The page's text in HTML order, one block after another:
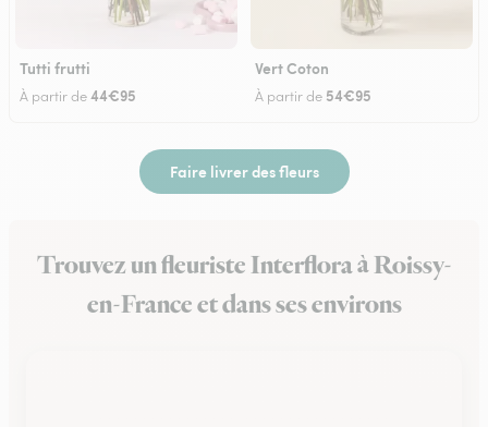
Tutti frutti
À partir de44€95
Vert Coton
À partir de 54€95
Faire livrer des fleurs
Trouvez un fleuriste Interflora à Roissy-
en-France et dans ses environs